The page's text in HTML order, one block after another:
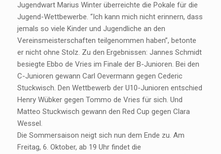
Jugendwart Marius Winter überreichte die Pokale für die
Jugend-Wettbewerbe. “Ich kann mich nicht erinnern, dass
jemals so viele Kinder und Jugendliche an den
Vereinsmeisterschaften teilgenommen haben”, betonte
er nicht ohne Stolz. Zu den Ergebnissen: Jannes Schmidt
besiegte Ebbo de Vries im Finale der B-Junioren. Bei den
C-Junioren gewann Carl Oevermann gegen Cederic
Stuckwisch. Den Wettbewerb der U10-Junioren entschied
Henry Wübker gegen Tommo de Vries für sich. Und
Matteo Stuckwisch gewann den Red Cup gegen Clara
Wessel.
Die Sommersaison neigt sich nun dem Ende zu. Am
Freitag, 6. Oktober, ab 19 Uhr findet die